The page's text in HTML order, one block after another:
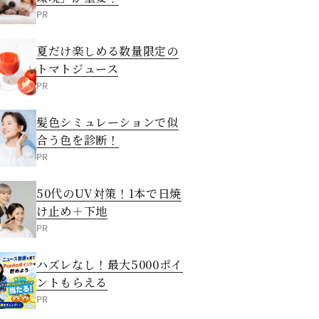
PR
夏だけ楽しめる数量限定の
トマトジュース
PR
髪色シミュレーションで似
合う色を診断！
PR
50代のUV対策！1本で日焼
け止め＋下地
PR
ハズレなし！最大5000ポイ
ントもらえる
PR